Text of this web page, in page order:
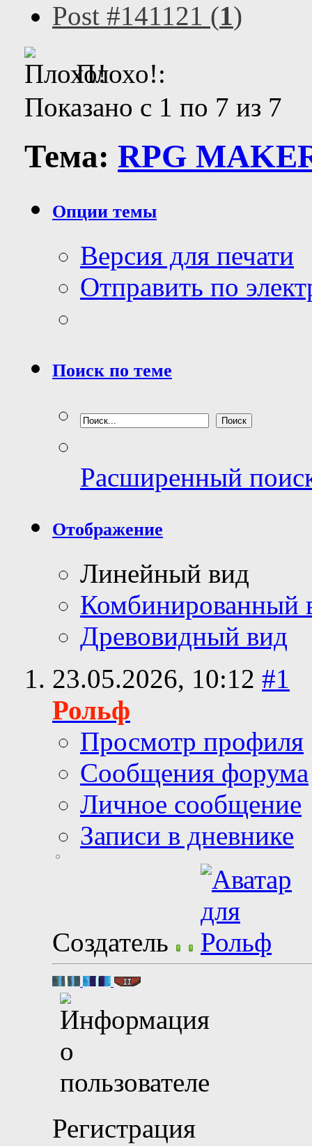
Post #141121 (1)
Плохо!:
Показано с 1 по 7 из 7
Тема: RPG
Опции темы
Версия для печати
Отправить по
Поиск по теме
Расширенный
Отображение
Линейный вид
Комбинированный
Древовидный вид
23.05.2026, 10:12 #1
Рольф
Просмотр профиля
Сообщения форума
Личное сообщение
Записи в дневнике
Создатель
Регистрация